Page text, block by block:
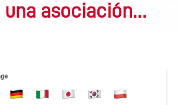
una asociación